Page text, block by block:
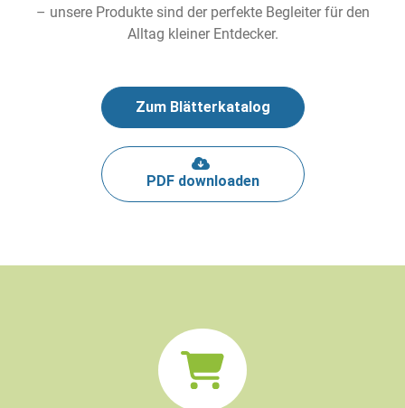
– unsere Produkte sind der perfekte Begleiter für den
Alltag kleiner Entdecker.
Zum Blätterkatalog
PDF downloaden